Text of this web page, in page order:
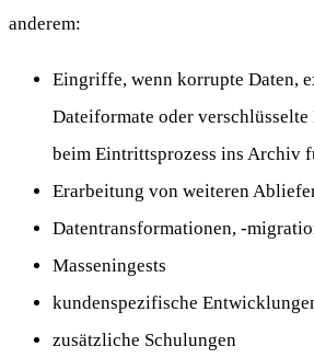
anderem:
Eingriffe, wenn korrupte Daten,
Dateiformate oder
beim Eintrittsprozess ins Archiv
Erarbeitung von weiteren
Datentransformationen, -
Masseningests
kundenspezifische
zusätzliche Schulungen